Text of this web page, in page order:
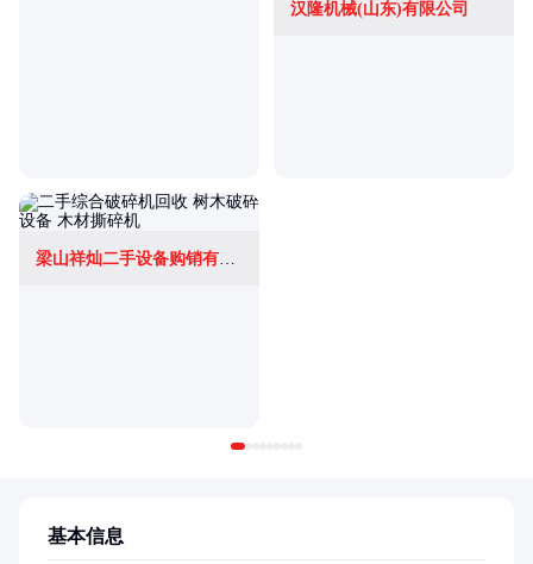
汉隆机械(山东)有限公司
梁山祥灿二手设备购销有限公司
基本信息